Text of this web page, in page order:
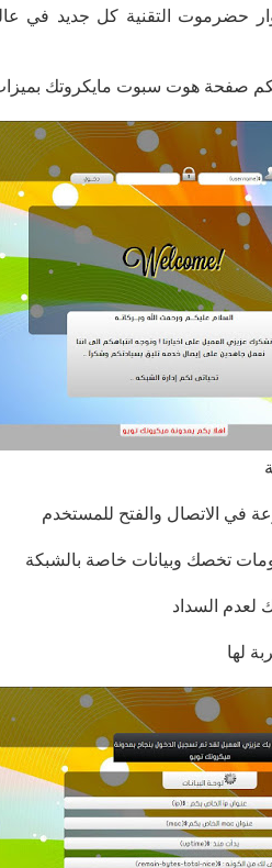
حضرموت التقنية كل جديد في
لكم صفحة هوت سبوت مايكروتك
في الاتصال والفتح للمستخدم
تخصك وبيانات خاصة بالشبكة
لعدم السداد
لها